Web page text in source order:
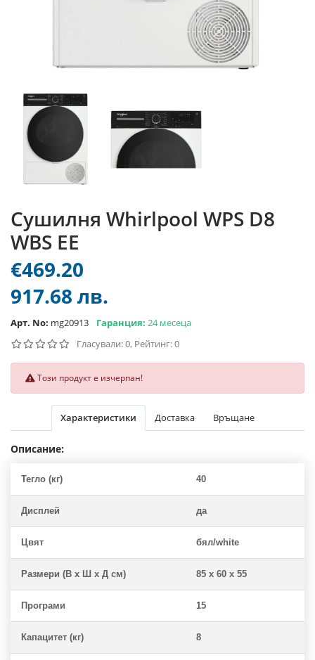
Сушилня Whirlpool WPS D8
WBS EE
€469.20
917.68 лв.
Арт. No: mg20913 Гаранция: 24 месеца
Гласували: 0, Рейтинг: 0
Този продукт е изчерпан!
Характеристики Доставка Връщане
Описание:
Тегло (кг) 40
Дисплей да
Цвят бял/white
Размери (В х Ш х Д см) 85 x 60 x 55
Програми 15
Капацитет (кг) 8